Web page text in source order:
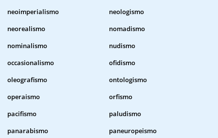
neoimperialismo
neologismo
neorealismo
nomadismo
nominalismo
nudismo
occasionalismo
ofidismo
oleografismo
ontologismo
operaismo
orfismo
pacifismo
paludismo
panarabismo
paneuropeismo